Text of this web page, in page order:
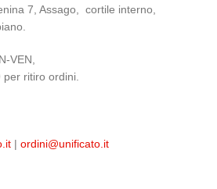
7, Assago, cortile interno,
VEN,
per ritiro ordini.
| ordini@unificato.it